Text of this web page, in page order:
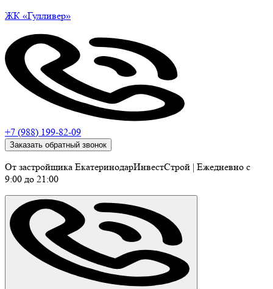
ЖК «Гулливер»
+7 (988) 199-82-09
Заказать обратный звонок
От застройщика ЕкатеринодарИнвестСтрой | Ежедневно c
9:00 до 21:00